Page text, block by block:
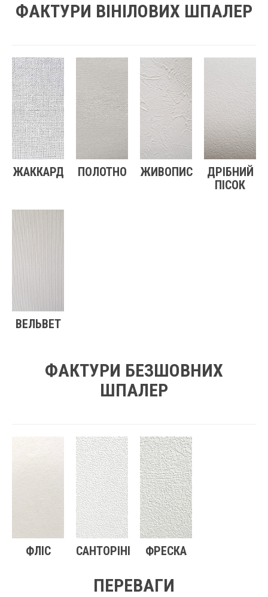
ФАКТУРИ ВІНІЛОВИХ ШПАЛЕР
ЖАККАРД ПОЛОТНО ЖИВОПИС
ДРІБНИЙ
ПІСОК
ВЕЛЬВЕТ
ФАКТУРИ БЕЗШОВНИХ
ШПАЛЕР
ФЛІС САНТОРІНІ ФРЕСКА
ПЕРЕВАГИ